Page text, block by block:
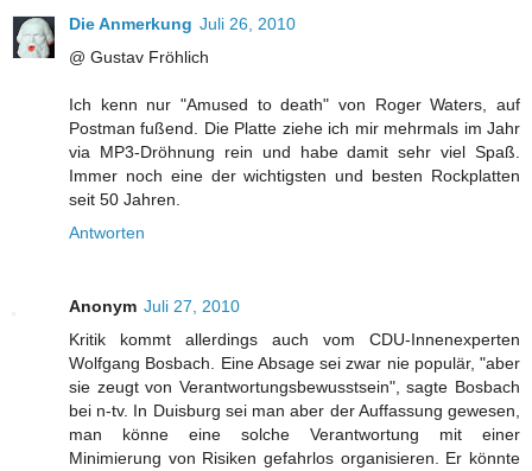
Die Anmerkung Juli 26, 2010
@ Gustav Fröhlich
Ich kenn nur "Amused to death" von Roger Waters, auf
Postman fußend. Die Platte ziehe ich mir mehrmals im Jahr
via MP3-Dröhnung rein und habe damit sehr viel Spaß.
Immer noch eine der wichtigsten und besten Rockplatten
seit 50 Jahren.
Antworten
Anonym Juli 27, 2010
Kritik kommt allerdings auch vom CDU-Innenexperten
Wolfgang Bosbach. Eine Absage sei zwar nie populär, "aber
sie zeugt von Verantwortungsbewusstsein", sagte Bosbach
bei n-tv. In Duisburg sei man aber der Auffassung gewesen,
man könne eine solche Verantwortung mit einer
Minimierung von Risiken gefahrlos organisieren. Er könnte